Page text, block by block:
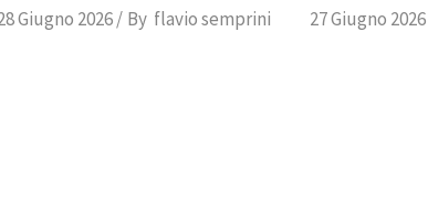
Giugno 2026 By flavio semprini 27 Giugno 2026